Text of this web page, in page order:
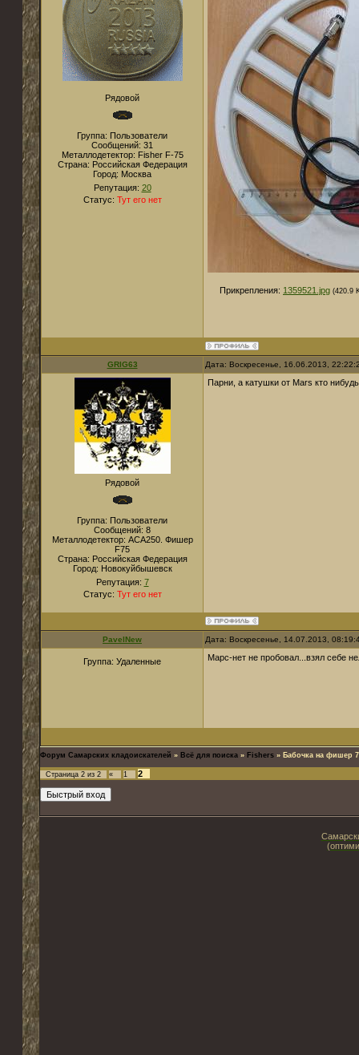
Рядовой
Группа: Пользователи
Сообщений: 31
Металлодетектор: Fisher F-75
Страна: Российская Федерация
Город: Москва
Репутация: 20
Статус: Тут его нет
Прикрепления: 1359521.jpg (420.9
GRIG63 Дата: Воскресенье, 16.06.2013,
Рядовой
Группа: Пользователи
Сообщений: 8
Металлодетектор: ACA250. Фишер
F75
Страна: Российская Федерация
Город: Новокуйбышевск
Репутация: 7
Статус: Тут его нет
Парни, а катушки от Маrs кто
PavelNew Дата: Воскресенье, 14.07.2013,
Группа: Удаленные Марс-нет не пробовал...взял себе
Форум Самарских кладоискателей » Всё для поиска » Fishers » Бабочка на фишер
Страница 2 из 2 « 1 2